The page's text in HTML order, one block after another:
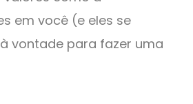
em você (e eles se
vontade para fazer uma